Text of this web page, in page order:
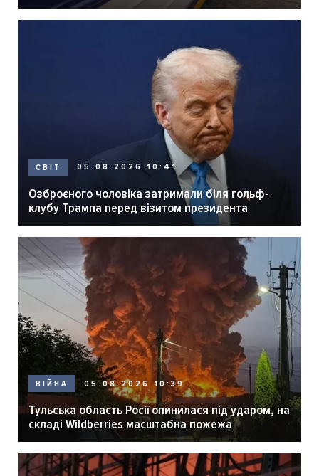
СВІТ 05.08.2026 10:41
Озброєного чоловіка затримали біля гольф-
клубу Трампа перед візитом президента
ВІЙНА 05.08.2026 10:39
Тульська область Росії опинилася під ударом, на
складі Wildberries масштабна пожежа